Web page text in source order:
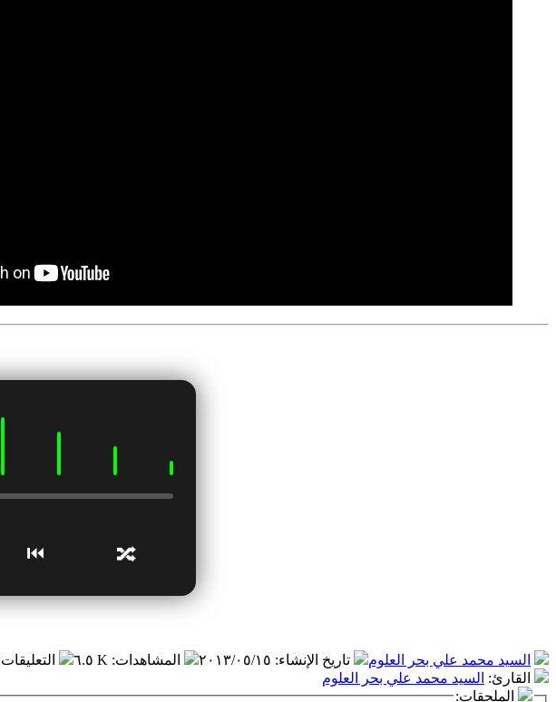
🔀
⏮
السيد محمد علي بحر العلوم تاريخ الإنشاء: ٢٠١٣/٠٥/١٥ المشاهدات: ٦.٥ K التعليقات
القارئ: السيد محمد علي بحر العلوم
الملحقات: